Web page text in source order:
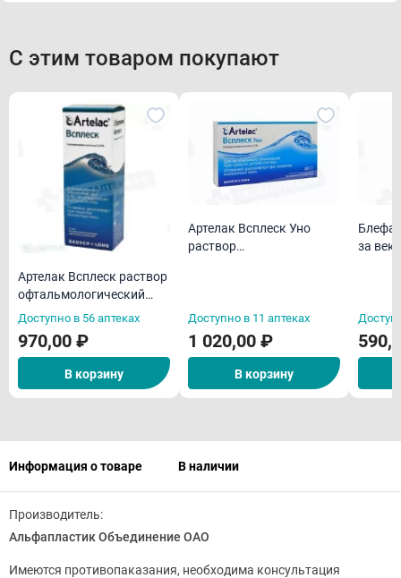
С этим товаром покупают
Артелак Всплеск раствор
офтальмологический
увлажняющий 10мл
Доступно в 56 аптеках
970,00 ₽
В корзину
Артелак Всплеск Уно
раствор
Доступно в 11 аптеках
1 020,00 ₽
В корзину
за
Информация о товаре В наличии
Производитель:
Альфапластик Объединение ОАО
Имеются противопаказания, необходима консультация